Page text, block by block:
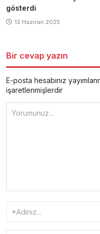
gösterdi
12 Haziran 2025
Bir cevap yazın
E-posta hesabınız
işaretlenmişlerdir